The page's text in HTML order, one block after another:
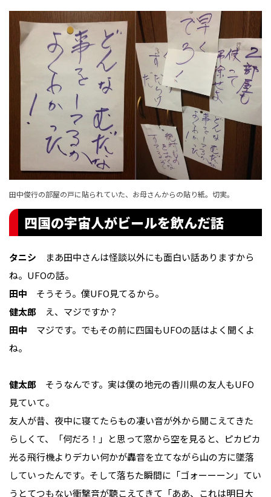
田中俊行の部屋の戸に貼られていた、お母さんからの貼り紙。切実。
四国の宇宙人がビールを飲んだ話
タニシ まあ田中さんは怪談以外にも面白い話ありますから
ね。UFOの話。
田中 そうそう。僕UFO見てるから。
健太郎 え、マジですか？
田中 マジです。でもその前に四国もUFOの話はよく聞くよ
ね。
健太郎 そうなんです。実は僕の地元の香川県の友人もUFO
見ていて。
友人が昔、夜中に寝てたらもの凄い音が外から聞こえてきた
らしくて、「何だろ！」と思って窓から空を見ると、ピカピカ
光る飛行機よりデカい何かが轟音を立てながら山の方に墜落
していったんです。そして落ちた瞬間に「ゴォーーーン」てい
うとてつもない衝撃音が聴こえてきて「ああ、これは明日大